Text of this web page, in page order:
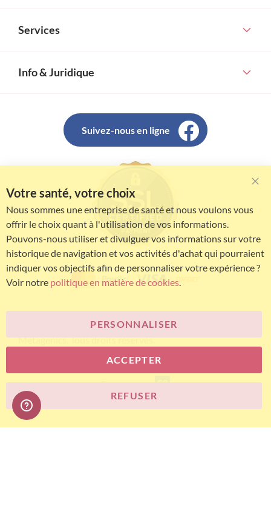
Services
Info & Juridique
Suivez-nous en ligne
© Bariatric Advantage® est une marque du groupe
Metagenics. Tous droits réservés.
E-commerce
Votre santé, votre choix
Nous sommes une entreprise de santé et nous voulons vous
offrir le choix quant à l'utilisation de vos informations.
Pouvons-nous utiliser et divulguer vos informations sur votre
historique de navigation et vos activités d'achat qui pourraient
indiquer vos objectifs afin de personnaliser votre expérience ?
Voir notre politique en matière de cookies.
ACCEPTER
PERSONNALISER
REFUSER